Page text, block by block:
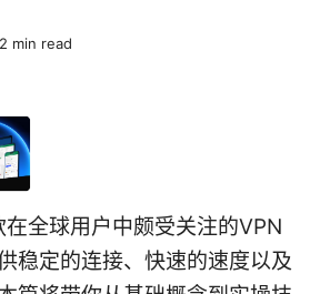
2 min read
全球用户中颇受关注的VPN
稳定的连接、快速的速度以及